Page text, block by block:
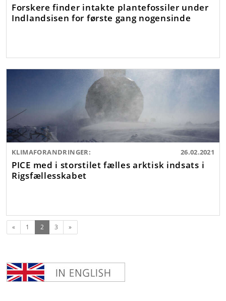
Forskere finder intakte plantefossiler under
Indlandsisen for første gang nogensinde
KLIMAFORANDRINGER: 26.02.2021
PICE med i storstilet fælles arktisk indsats i
Rigsfællesskabet
Forrige
« 1 2(nuværende)
3 Næste
»